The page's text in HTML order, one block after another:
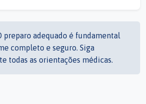
preparo adequado é fundamental
completo e seguro. Siga
todas as orientações médicas.